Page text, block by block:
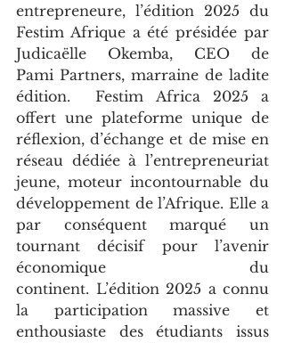
entrepreneure, l’édition 2025 du
Festim Afrique a été présidée par
Judicaëlle Okemba, CEO de
Pami Partners, marraine de ladite
édition.  Festim Africa 2025 a
offert une plateforme unique de
réflexion, d’échange et de mise en
réseau dédiée à l’entrepreneuriat
jeune, moteur incontournable du
développement de l’Afrique. Elle a
par conséquent marqué un
tournant décisif pour l’avenir
économique du
continent. L’édition 2025 a connu
la participation massive et
enthousiaste des étudiants issus